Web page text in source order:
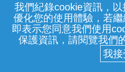
我們紀錄cookie資訊，
優化您的使用體驗，若繼
即表示您同意我們使用
保護資訊，請閱覽我們
常見問題 線上客服
中華電信股份有限公
(統一編號：